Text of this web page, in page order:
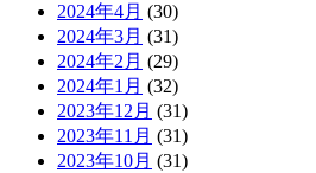
2024年4月 (30)
2024年3月 (31)
2024年2月 (29)
2024年1月 (32)
2023年12月 (31)
2023年11月 (31)
2023年10月 (31)